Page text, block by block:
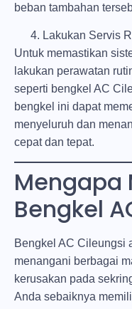
beban tambahan
Lakukan Servis
Untuk memastikan
lakukan perawatan
seperti bengkel AC
bengkel ini dapat
menyeluruh dan
cepat dan tepat.
Mengapa
Bengkel
Bengkel AC Cileungsi
menangani berbagai
kerusakan pada
Anda sebaiknya